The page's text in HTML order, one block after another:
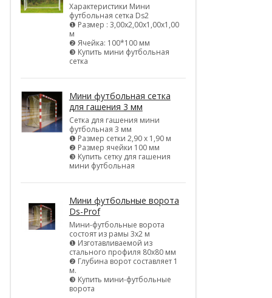
Характеристики Мини
футбольная сетка Ds2
❶ Размер : 3,00х2,00х1,00х1,00
м
❷ Ячейка: 100*100 мм
❸ Купить мини футбольная
сетка
Мини футбольная сетка
для гашения 3 мм
Сетка для гашения мини
футбольная 3 мм
❶ Размер сетки 2,90 х 1,90 м
❷ Размер ячейки 100 мм
❸ Купить сетку для гашения
мини футбольная
Мини футбольные ворота
Ds-Prof
Мини-футбольные ворота
состоят из рамы 3х2 м
❶ Изготавливаемой из
стального профиля 80х80 мм
❷ Глубина ворот составляет 1
м.
❸ Купить мини-футбольные
ворота